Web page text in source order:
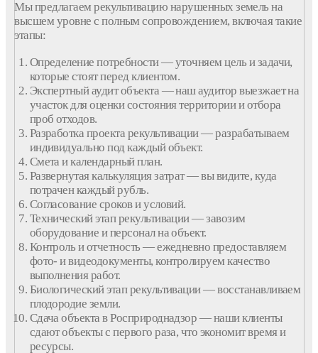
Мы предлагаемрекультивацию нарушенных земельна
высшем уровне с полнымсопровождением, включая такие
этапы:
Определение потребности — уточняем цель и задачи,
которые стоят перед клиентом.
Экспертный аудит объекта — наш аудитор выезжает на
участок для оценки состояниятерриториии отбора
проб отходов.
Разработка проекта рекультивации— разрабатываем
индивидуально под каждый объект.
Смета и календарный план.
Развернутая калькуляция затрат — вы видите, куда
потрачен каждый рубль.
Согласование сроков и условий.
Технический этап рекультивации — завозим
оборудование и персонал на объект.
Контроль и отчетность — ежедневно предоставляем
фото- и видеодокументы, контролируем качество
выполнения работ.
Биологический этап рекультивации — восстанавливаем
плодородие земли.
Сдача объекта в Росприроднадзор — наши клиенты
сдают объекты с первого раза, что экономит время и
ресурсы.